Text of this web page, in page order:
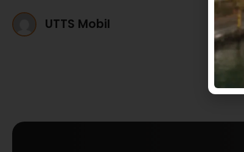
UTTS Mobil